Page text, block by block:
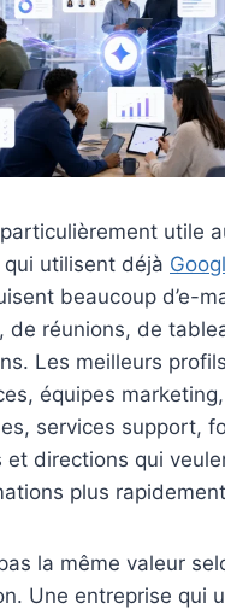
utile
utilisent déjà
beaucoup d’e-
de réunions, de
Les meilleurs
équipes
services support,
et directions qui
plus
la même valeur
Une entreprise qui